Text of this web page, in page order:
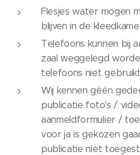
Flesjes water mogen
blijven in de
Telefoons kunnen bij
zaal weggelegd
telefoons niet
Wij kennen géén
publicatie foto's /
aanmeldformulier /
voor ja is gekozen
publicatie niet